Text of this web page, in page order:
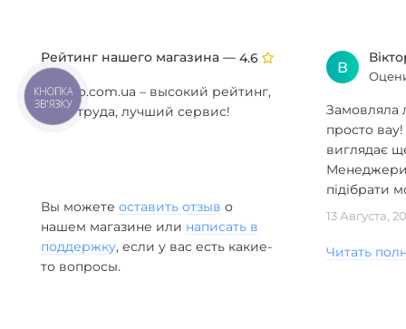
Рейтинг нашего магазина — 4.6
Anzazo.com.ua – высокий рейтинг,
годы труда, лучший сервис!
Вы можете оставить отзыв о
нашем магазине или написать в
поддержку, если у вас есть какие-
то вопросы.
В
Замовляла
просто
виглядає
Менеджери
підібрати
13 Августа,
Читать